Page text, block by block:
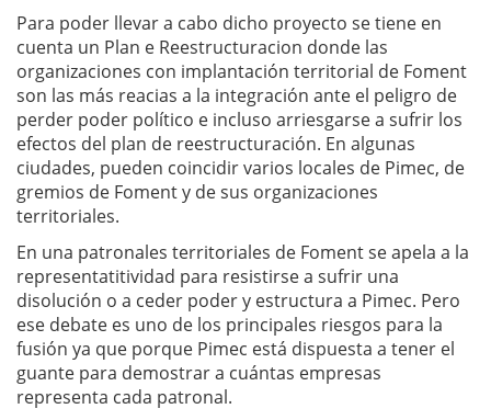
Para poder llevar a cabo dicho proyecto se tiene en
cuenta un Plan e Reestructuracion donde las
organizaciones con implantación territorial de Foment
son las más reacias a la integración ante el peligro de
perder poder político e incluso arriesgarse a sufrir los
efectos del plan de reestructuración. En algunas
ciudades, pueden coincidir varios locales de Pimec, de
gremios de Foment y de sus organizaciones
territoriales.
En una patronales territoriales de Foment se apela a la
representatitividad para resistirse a sufrir una
disolución o a ceder poder y estructura a Pimec. Pero
ese debate es uno de los principales riesgos para la
fusión ya que porque Pimec está dispuesta a tener el
guante para demostrar a cuántas empresas
representa cada patronal.